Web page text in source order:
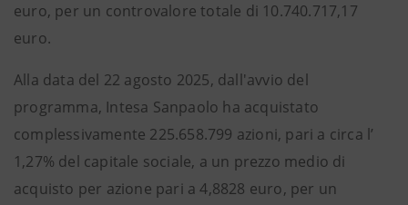
euro, per un controvalore totale di 10.740.717,17
euro.
Alla data del 22 agosto 2025, dall'avvio del
programma, Intesa Sanpaolo ha acquistato
complessivamente 225.658.799 azioni, pari a circa l’
1,27% del capitale sociale, a un prezzo medio di
acquisto per azione pari a 4,8828 euro, per un